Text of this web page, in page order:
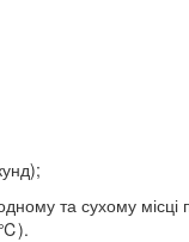
та сухому
℃).